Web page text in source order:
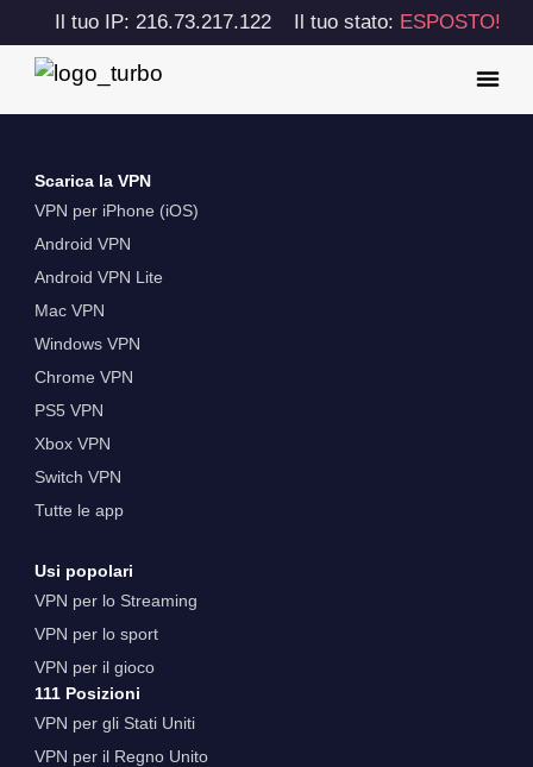
Il tuo IP: 216.73.217.122 Il tuo stato: ESPOSTO!
Scarica la VPN
VPN per iPhone (iOS)
Android VPN
Android VPN Lite
Mac VPN
Windows VPN
Chrome VPN
PS5 VPN
Xbox VPN
Switch VPN
Tutte le app
Usi popolari
VPN per lo Streaming
VPN per lo sport
VPN per il gioco
111 Posizioni
VPN per gli Stati Uniti
VPN per il Regno Unito